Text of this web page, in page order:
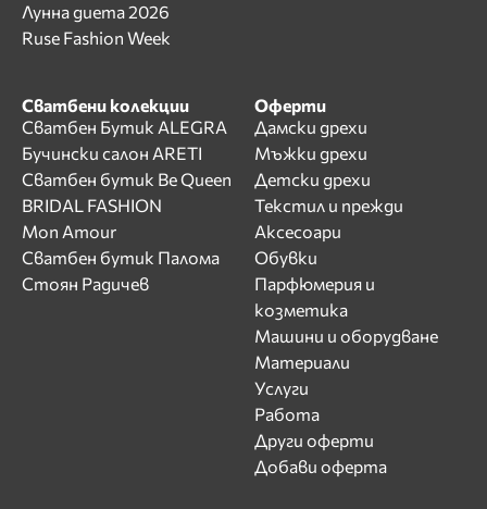
Лунна диета 2026
Ruse Fashion Week
Сватбени колекции
Сватбен Бутик ALEGRA
Бучински салон ARETI
Сватбен бутик Be Queen
BRIDAL FASHION
Mon Amour
Сватбен бутик Палома
Стоян Радичев
Оферти
Дамски дрехи
Мъжки дрехи
Детски дрехи
Текстил и прежди
Аксесоари
Обувки
Парфюмерия и
козметика
Машини и оборудване
Материали
Услуги
Работа
Други оферти
Добави оферта